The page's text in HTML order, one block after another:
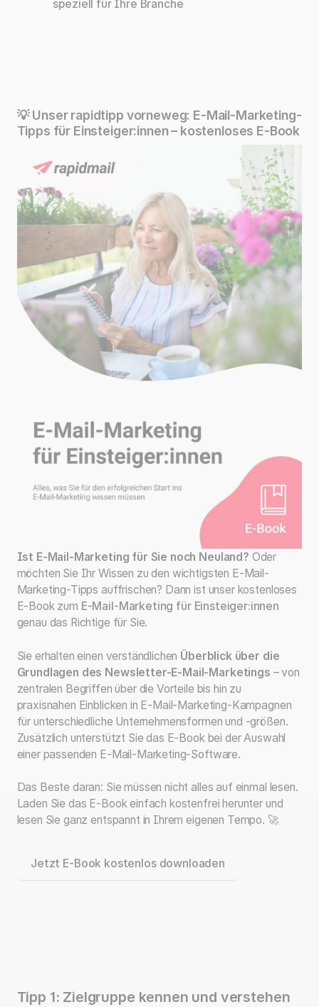
speziell für Ihre Branche
💡 Unser rapidtipp vorneweg: E-Mail-Marketing-
Tipps für Einsteiger:innen – kostenloses E-Book
Ist E-Mail-Marketing für Sie noch Neuland? Oder
möchten Sie Ihr Wissen zu den wichtigsten E-Mail-
Marketing-Tipps auffrischen? Dann ist unser kostenloses
E-Book zum E-Mail-Marketing für Einsteiger:innen
genau das Richtige für Sie.
Sie erhalten einen verständlichen Überblick über die
Grundlagen des Newsletter-E-Mail-Marketings – von
zentralen Begriffen über die Vorteile bis hin zu
praxisnahen Einblicken in E-Mail-Marketing-Kampagnen
für unterschiedliche Unternehmensformen und -größen.
Zusätzlich unterstützt Sie das E-Book bei der Auswahl
einer passenden E-Mail-Marketing-Software.
Das Beste daran: Sie müssen nicht alles auf einmal lesen.
Laden Sie das E-Book einfach kostenfrei herunter und
lesen Sie ganz entspannt in Ihrem eigenen Tempo. 🚀
Jetzt E-Book kostenlos downloaden
Tipp 1: Zielgruppe kennen und verstehen